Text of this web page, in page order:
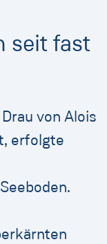
seit fast
von Alois
erfolgte